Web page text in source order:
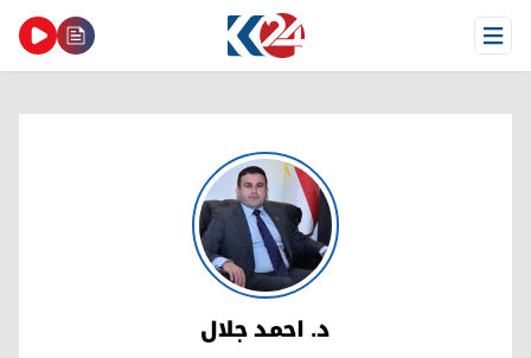
Open Menu
د. احمد جلال
د. احمد جلال